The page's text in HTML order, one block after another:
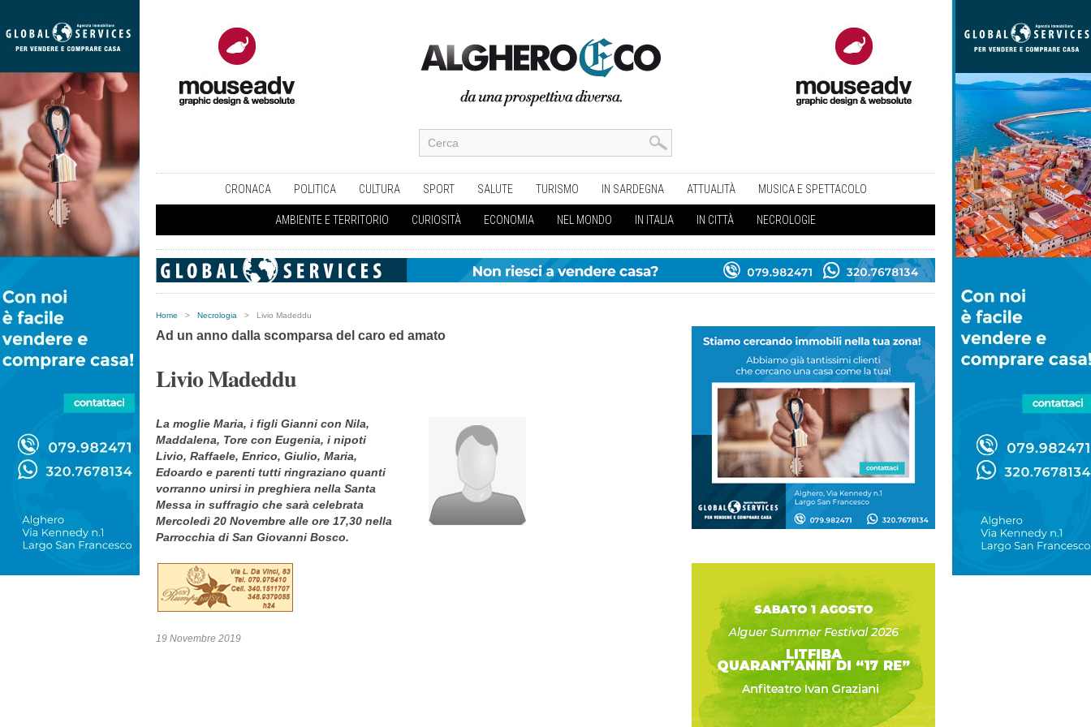
CRONACA POLITICA CULTURA SPORT SALUTE TURISMO IN SARDEGNA ATTUALITÀ MUSICA E SPETTACOLO
AMBIENTE E TERRITORIO CURIOSITÀ ECONOMIA NEL MONDO IN ITALIA IN CITTÀ NECROLOGIE
Home > Necrologia > Livio Madeddu
Ad un anno dalla scomparsa del caro ed amato
Livio Madeddu
La moglie Maria, i figli Gianni con Nila,
Maddalena, Tore con Eugenia, i nipoti
Livio, Raffaele, Enrico, Giulio, Maria,
Edoardo e parenti tutti ringraziano quanti
vorranno unirsi in preghiera nella Santa
Messa in suffragio che sarà celebrata
Mercoledì 20 Novembre alle ore 17,30 nella
Parrocchia di San Giovanni Bosco.
19 Novembre 2019